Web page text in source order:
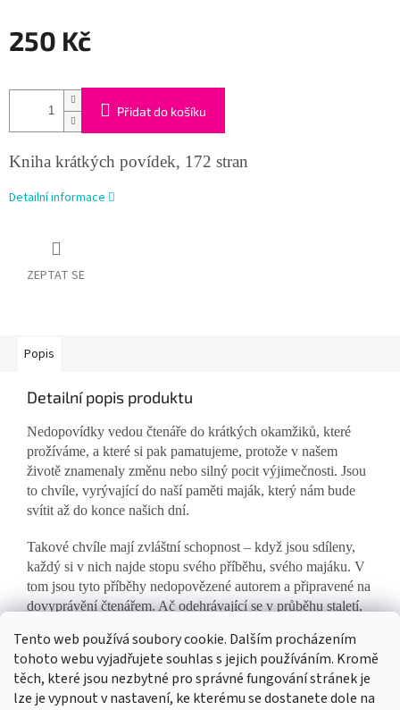
Tento web používá soubory cookie. Dalším procházením
tohoto webu vyjadřujete souhlas s jejich používáním. Kromě
těch, které jsou nezbytné pro správné fungování stránek je
lze je vypnout v nastavení, ke kterému se dostanete dole na
250 Kč
cena:
Přidat do košíku
Kniha krátkých povídek, 172 stran
Detailní informace
ZEPTAT SE
Popis
Detailní popis produktu
Nedopovídky vedou čtenáře do krátkých okamžiků, které
prožíváme, a které si pak pamatujeme, protože v našem
životě znamenaly změnu nebo silný pocit výjimečnosti. Jsou
to chvíle, vyrývající do naší paměti maják, který nám bude
svítit až do konce našich dní.
Takové chvíle mají zvláštní schopnost – když jsou sdíleny,
každý si v nich najde stopu svého příběhu, svého majáku. V
tom jsou tyto příběhy nedopovězené autorem a připravené na
dovyprávění čtenářem. Ač odehrávající se v průběhu staletí,
Vaňková - Spisovatelka)